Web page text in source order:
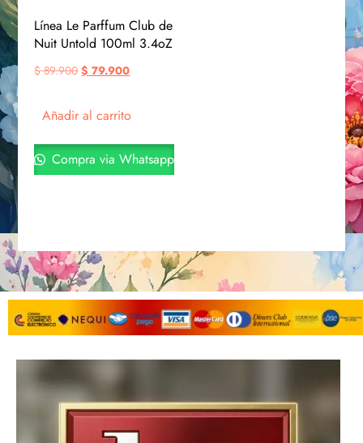
Línea Le Parffum Club de
Nuit Untold 100ml 3.4oZ
$89.900 $ 79.900
Añadir al carrito
Compra via Whatsapp